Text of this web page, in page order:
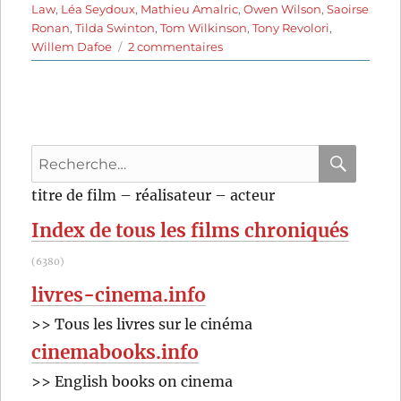
Law, Léa Seydoux, Mathieu Amalric,Owen Wilson,Saoirse
Ronan,Tilda Swinton,Tom Wilkinson,Tony Revolori,
Willem Dafoe
2 commentairessur
The
Anderson
Recherche
pour
titre de film – réalisateur – acteur
Index de tous les films chroniqués
(6380)
livres-cinema.info
>> Tous les livres sur le cinéma
cinemabooks.info
>> English books on cinema